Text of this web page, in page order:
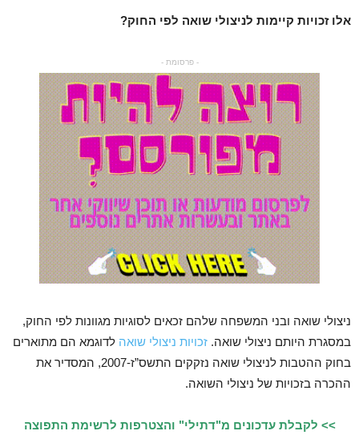
אלו זכויות קיימות לניצולי שואה לפי החוק?
- פרסומת -
ניצולי שואה ובני המשפחה שלהם זכאים לסוגיות מגוונות לפי החוק,
במסגרת היותם ניצולי שואה. זכויות ניצולי שואה לדוגמא הם מתוארים
בחוק ההטבות לניצולי שואה נזקקים התשס”ז-2007, המסדיר את
ההכרה בזכויות של ניצולי השואה.
>> לקבלת עדכונים מ"דתילי" והצטרפות לרשימת התפוצה